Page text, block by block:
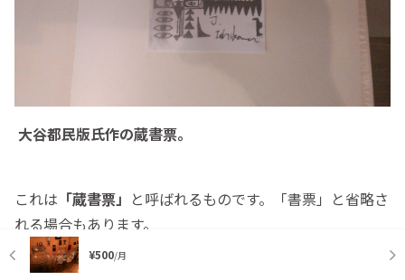
¥500/月
大谷都民版氏作の蔵書票。
これは 「蔵書票」 と呼ばれるものです。「書票」と省略さ
れる場合もあります。
蔵書票とは、「書籍に貼り付けて、その所有者を示す道